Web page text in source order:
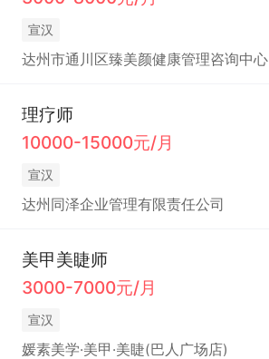
宣汉
达州市通川区臻美颜健康管理咨询中心
理疗师
10000-15000元/月
宣汉
达州同泽企业管理有限责任公司
美甲美睫师
3000-7000元/月
宣汉
媛素美学·美甲·美睫(巴人广场店)